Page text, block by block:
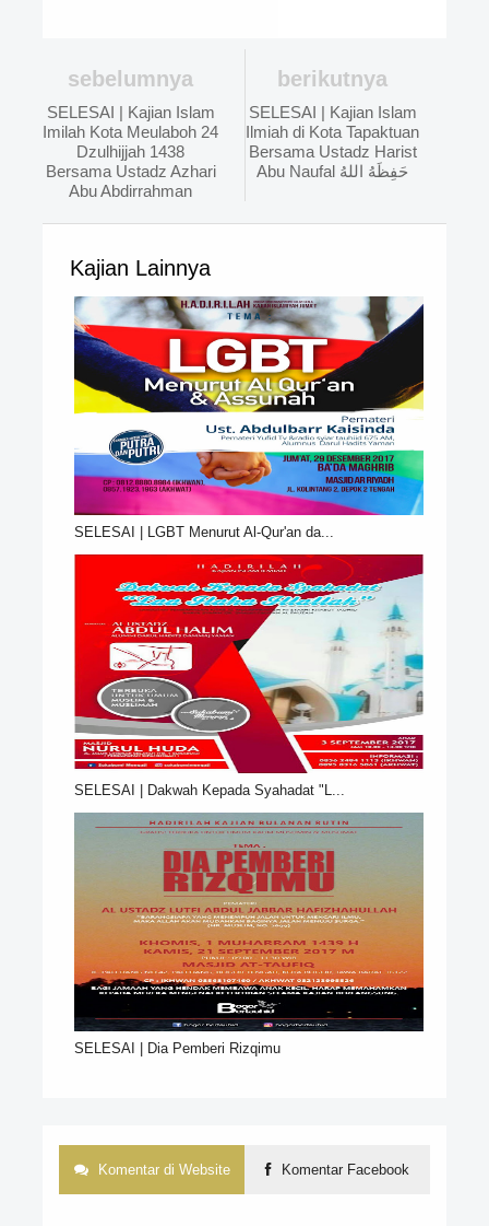
berikutnya
SELESAI | Kajian Islam
Ilmiah di Kota Tapaktuan
Bersama Ustadz Harist
Abu Naufal حَفِظَهُ اللهُ
sebelumnya
SELESAI | Kajian Islam
Imilah Kota Meulaboh 24
Dzulhijjah 1438
Bersama Ustadz Azhari
Abu Abdirrahman
Kajian Lainnya
SELESAI | LGBT Menurut Al-Qur'an da...
SELESAI | Dakwah Kepada Syahadat "L...
SELESAI | Dia Pemberi Rizqimu
Komentar di Website Komentar Facebook